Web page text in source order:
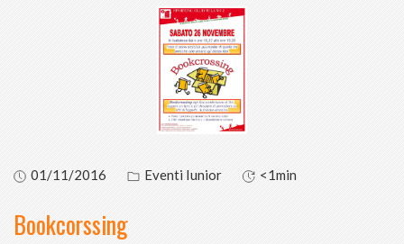
01/11/2016 Eventi Iunior <1min
Bookcorssing